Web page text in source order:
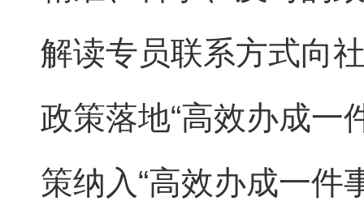
解读专员联系方式向
政策落地“高效办成一
策纳入“高效办成一件